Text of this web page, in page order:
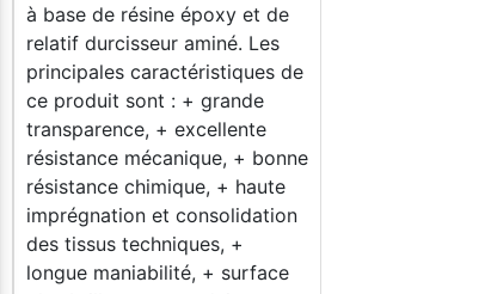
à base de résine époxy et de
relatif durcisseur aminé. Les
principales caractéristiques de
ce produit sont : + grande
transparence, + excellente
résistance mécanique, + bonne
résistance chimique, + haute
imprégnation et consolidation
des tissus techniques, +
longue maniabilité, + surface